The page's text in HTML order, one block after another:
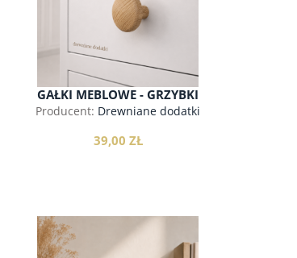
GAŁKI MEBLOWE - GRZYBKI
Producent: Drewniane dodatki
39,00 ZŁ